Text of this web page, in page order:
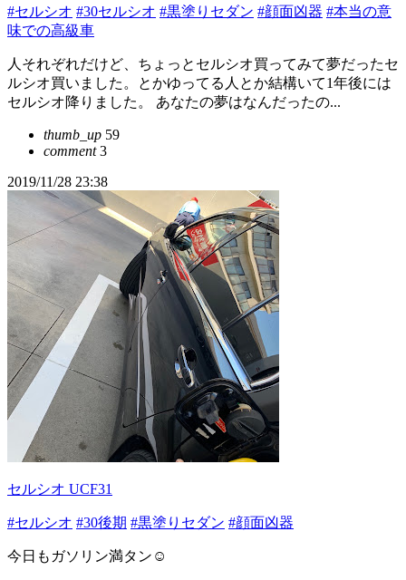
#セルシオ #30セルシオ #黒塗りセダン #顔面凶器 #本当の意
味での高級車
人それぞれだけど、ちょっとセルシオ買ってみて夢だったセ
ルシオ買いました。とかゆってる人とか結構いて1年後には
セルシオ降りました。 あなたの夢はなんだったの...
thumb_up 59
comment3
2019/11/28 23:38
セルシオ UCF31
#セルシオ #30後期 #黒塗りセダン #顔面凶器
今日もガソリン満タン☺️